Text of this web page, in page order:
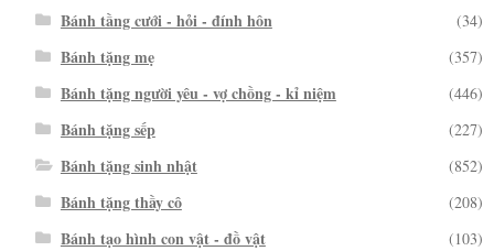
Bánh tầng cưới - hỏi - đính hôn (34)
Bánh tặng mẹ (357)
Bánh tặng người yêu - vợ chồng - kỉ niệm (446)
Bánh tặng sếp (227)
Bánh tặng sinh nhật (852)
Bánh tặng thầy cô (208)
Bánh tạo hình con vật - đồ vật (103)